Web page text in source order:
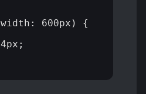
width: 600px) {